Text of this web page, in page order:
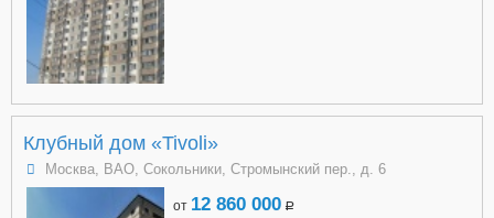
Клубный дом «Tivoli»
Москва, ВАО, Сокольники, Стромынский пер., д. 6
от 12 860 000 a